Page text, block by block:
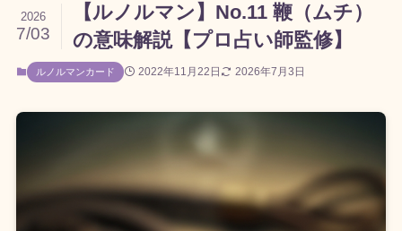
【ルノルマン】No.11 鞭（ムチ）
の意味解説【プロ占い師監修】
2026
7/03
ルノルマンカード 2022年11月22日 2026年7月3日